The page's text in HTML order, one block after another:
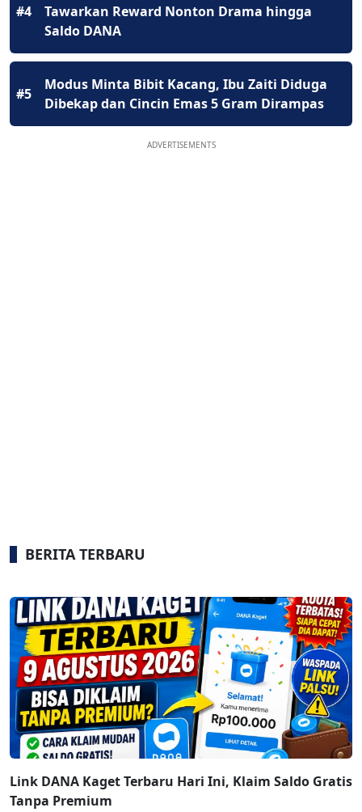
#4
Tawarkan Reward Nonton Drama hingga
Saldo DANA
#5
Modus Minta Bibit Kacang, Ibu Zaiti Diduga
Dibekap dan Cincin Emas 5 Gram Dirampas
ADVERTISEMENTS
BERITA TERBARU
Link DANA Kaget Terbaru Hari Ini, Klaim Saldo Gratis
Tanpa Premium